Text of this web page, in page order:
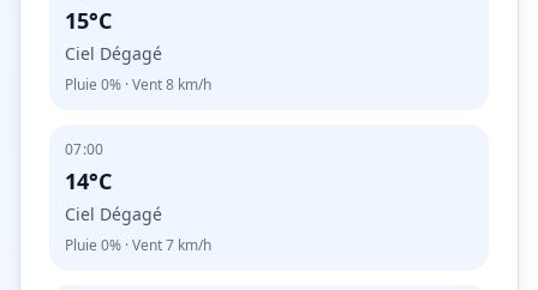
15°C
Ciel Dégagé
Pluie 0% · Vent8 km/h
07:00
14°C
Ciel Dégagé
Pluie 0% · Vent7 km/h